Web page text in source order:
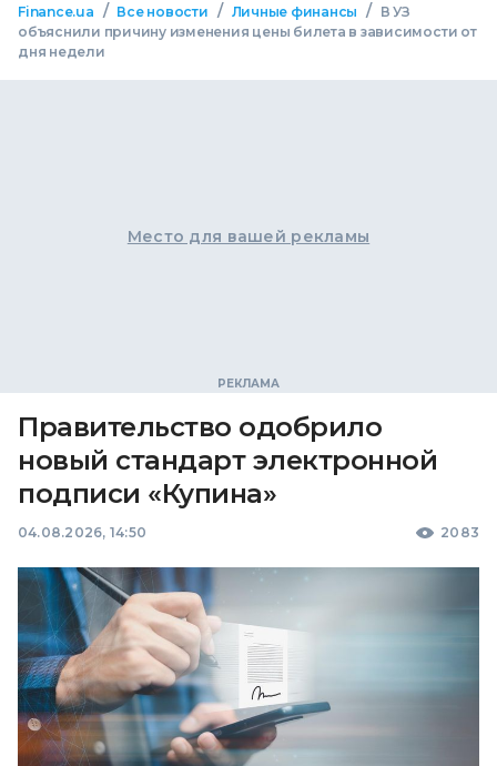
Finance.ua / Все новости / Личные финансы /
В УЗ
объяснили причину изменения цены билета в зависимости от
дня недели
Место для вашей рекламы
Правительство одобрило
новый стандарт электронной
подписи «Купина»
04.08.2026, 14:50 2083